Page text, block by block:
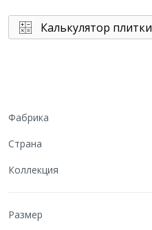
Калькулятор плитки
Фабрика
Страна
Коллекция
Размер